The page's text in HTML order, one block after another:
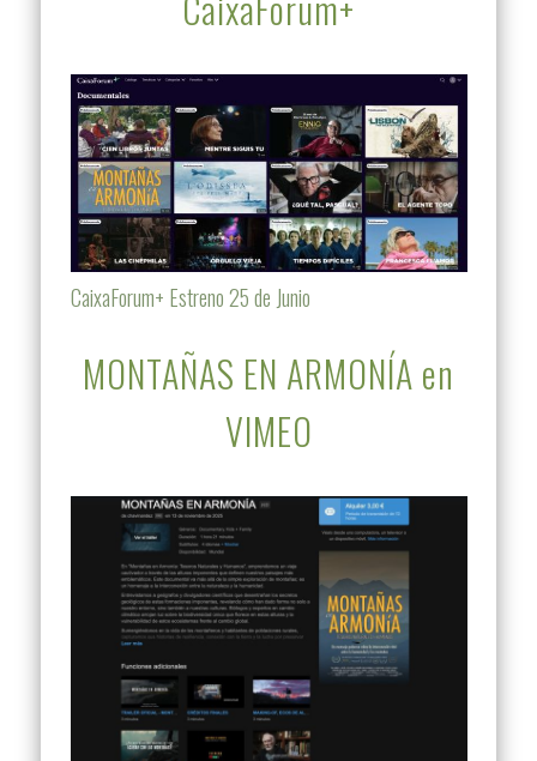
CaixaForum+ Estreno 25 de Junio
MONTAÑAS EN ARMONÍA en
VIMEO